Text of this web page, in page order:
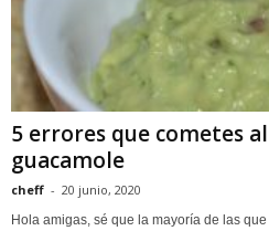
5 errores que cometes
guacamole
cheff - 20 junio, 2020
Hola amigas, sé que la mayoría de las